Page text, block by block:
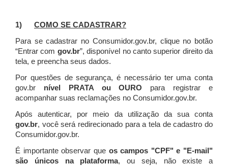
1) COMO SE CADASTRAR?
Para se cadastrar no Consumidor.gov.br, clique no botão
“Entrar com gov.br”, disponível no canto superior direito da
tela, e preencha seus dados.
Por questões de segurança, é necessário ter uma conta
gov.br nível PRATA ou OURO para registrar e
acompanhar suas reclamações no Consumidor.gov.br.
Após autenticar, por meio da utilização da sua conta
gov.br, você será redirecionado para a tela de cadastro do
Consumidor.gov.br.
É importante observar que os campos "CPF" e "E-mail"
são únicos na plataforma, ou seja, não existe a